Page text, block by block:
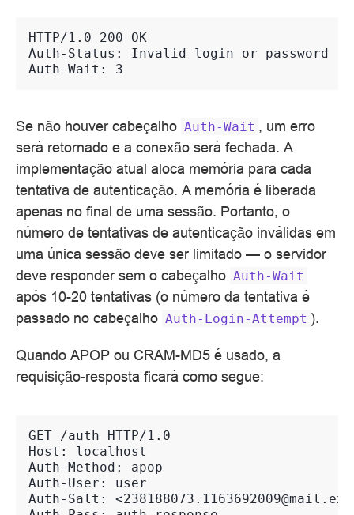
HTTP/1.0 200 OK
Auth-Status: Invalid login or password
Auth-Wait: 3
Se não houver cabeçalho Auth-Wait , um erro
será retornado e a conexão será fechada. A
implementação atual aloca memória para cada
tentativa de autenticação. A memória é liberada
apenas no final de uma sessão. Portanto, o
número de tentativas de autenticação inválidas em
uma única sessão deve ser limitado — o servidor
deve responder sem o cabeçalho Auth-Wait
após 10-20 tentativas (o número da tentativa é
passado no cabeçalho Auth-Login-Attempt ).
Quando APOP ou CRAM-MD5 é usado, a
requisição-resposta ficará como segue:
GET /auth HTTP/1.0
Host: localhost
Auth-Method: apop
Auth-User: user
Auth-Salt: